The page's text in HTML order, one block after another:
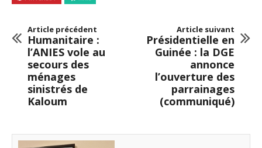
Article précédent
Humanitaire :
l’ANIES vole au
secours des
ménages
sinistrés de
Kaloum
Article suivant
Présidentielle en
Guinée : la DGE
annonce
l’ouverture des
parrainages
(communiqué)